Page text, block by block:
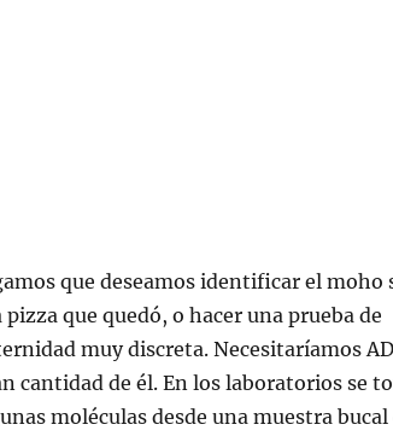
que deseamos identificar el moho
pizza que quedó, o hacer una prueba de
muy discreta. Necesitaríamos
cantidad de él. En los laboratorios se
moléculas desde una muestra